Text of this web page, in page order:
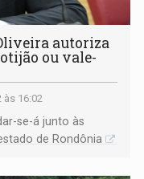
autoriza
ou vale-
às 16:02
se-á junto às
de Rondônia